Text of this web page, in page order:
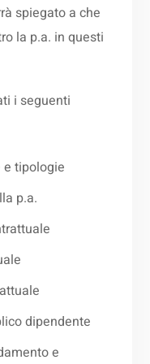
spiegato a che
la p.a. in questi
i seguenti
tipologie
p.a.
dipendente
e